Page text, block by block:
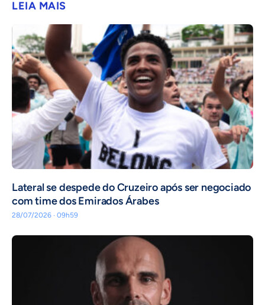
LEIA MAIS
Lateral se despede do Cruzeiro após ser negociado
com time dos Emirados Árabes
28/07/2026 · 09h59